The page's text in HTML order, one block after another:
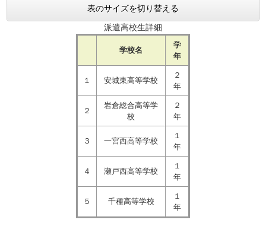
表のサイズを切り替える
派遣高校生詳細
学校名
学
年
１ 安城東高等学校
２
年
２
岩倉総合高等学
校
２
年
３ 一宮西高等学校
１
年
４ 瀬戸西高等学校
１
年
５ 千種高等学校
１
年